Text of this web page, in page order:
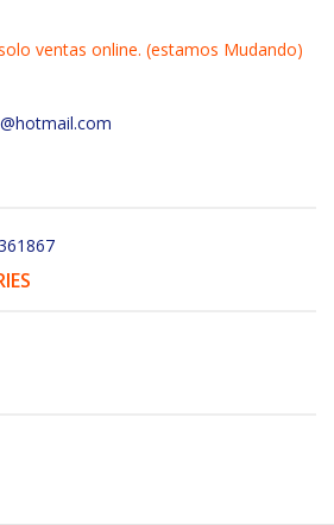
ventas online. (estamos Mudando)